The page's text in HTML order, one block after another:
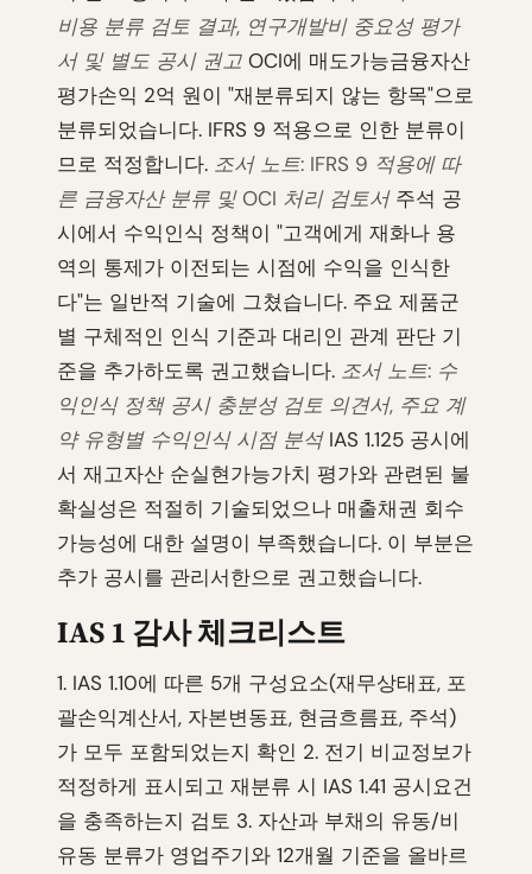
비용 분류 검토 결과, 연구개발비 중요성 평가
서 및 별도 공시 권고 OCI에 매도가능금융자산
평가손익 2억 원이 "재분류되지 않는 항목"으로
분류되었습니다. IFRS 9 적용으로 인한 분류이
므로 적정합니다. 조서 노트: IFRS 9 적용에 따
른 금융자산 분류 및 OCI 처리 검토서주석 공
시에서 수익인식 정책이 "고객에게 재화나 용
역의 통제가 이전되는 시점에 수익을 인식한
다"는 일반적 기술에 그쳤습니다. 주요 제품군
별 구체적인 인식 기준과 대리인 관계 판단 기
준을 추가하도록 권고했습니다. 조서 노트: 수
익인식 정책 공시 충분성 검토 의견서, 주요 계
약 유형별 수익인식 시점 분석IAS 1.125 공시에
서 재고자산 순실현가능가치 평가와 관련된 불
확실성은 적절히 기술되었으나 매출채권 회수
가능성에 대한 설명이 부족했습니다. 이 부분은
추가 공시를 관리서한으로 권고했습니다.
IAS 1 감사 체크리스트
1. IAS 1.10에 따른 5개 구성요소(재무상태표, 포
괄손익계산서, 자본변동표, 현금흐름표, 주석)
가 모두 포함되었는지 확인 2. 전기 비교정보가
적정하게 표시되고 재분류 시 IAS 1.41 공시요건
을 충족하는지 검토 3. 자산과 부채의 유동/비
유동 분류가 영업주기와 12개월 기준을 올바르